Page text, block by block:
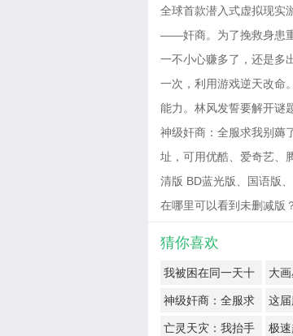
全球首款潜入式虚拟现实
——奸商。为了挽救身患
一不小心赚多了，还是多
一次，利用游戏逆天改命
能力。林风发誓要解开谜
神级奸商：全服求我别薅
址，可用优酷、爱奇艺、
清版 BD蓝光版、国语版
在哪里可以看到未删减版
猜你喜欢
我被困在同一天十
万年
大
第2
神级奸商：全服求
我别薅了
这
亡灵天灾：我抬手 极